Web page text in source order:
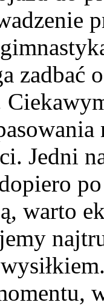
zadbać
Jedni
warto